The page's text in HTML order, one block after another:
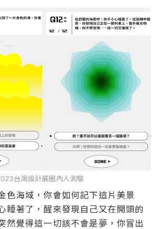
台灣設計展圈內人測驗
色海域，你會如何記下這片美景
睡著了，醒來發現自己又在開頭的
然覺得這一切該不會是夢，你冒出